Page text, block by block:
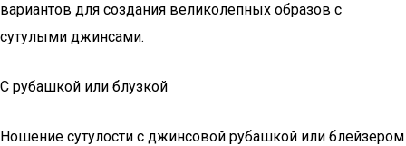
вариантов для создания великолепных образов с
сутулыми джинсами.
С рубашкой или блузкой
Ношение сутулости с джинсовой рубашкой или блейзером